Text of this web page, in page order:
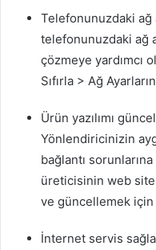
Telefonunuzdaki ağ
telefonunuzdaki ağ
çözmeye yardımcı
Sıfırla > Ağ
Ürün yazılımı
Yönlendiricinizin
bağlantı
üreticisinin web
ve güncellemek için
İnternet servis